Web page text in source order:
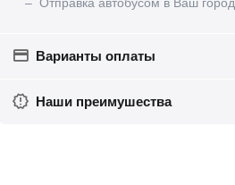
Варианты оплаты
Наши преимушества